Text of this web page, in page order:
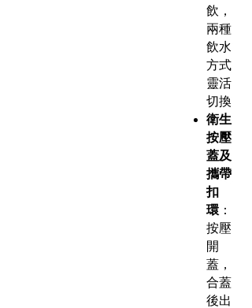
飲，
兩種
飲水
方式
靈活
切換
衛生
按壓
蓋及
攜帶
扣
環 ：
按壓
開
蓋，
合蓋
後出